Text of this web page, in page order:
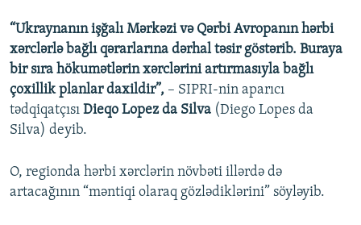
“Ukraynanın işğalı Mərkəzi və Qərbi Avropanın hərbi
xərclərlə bağlı qərarlarına dərhal təsir göstərib. Buraya
bir sıra hökumətlərin xərclərini artırmasıyla bağlı
çoxillik planlar daxildir”, – SIPRI-nin aparıcı
tədqiqatçısı Dieqo Lopez da Silva (Diego Lopes da
Silva) deyib.
O, regionda hərbi xərclərin növbəti illərdə də
artacağının “məntiqi olaraq gözlədiklərini” söyləyib.